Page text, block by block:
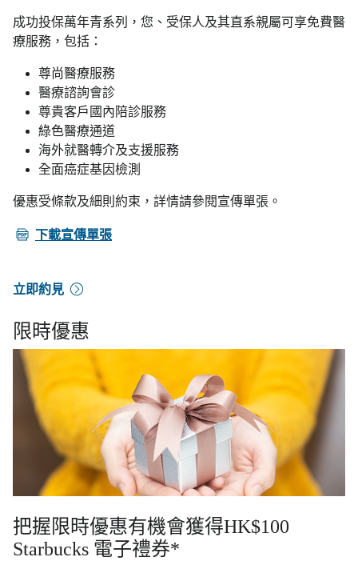
成功投保萬年青系列，您、受保人及其直系親屬可享免費醫
療服務，包括：
尊尚醫療服務
醫療諮詢會診
尊貴客戶國內陪診服務
綠色醫療通道
海外就醫轉介及支援服務
全面癌症基因檢測
優惠受條款及細則約束，詳情請參閱宣傳單張。
PDF下載宣傳單張
立即約見
限時優惠
把握限時優惠有機會獲得HK$100
Starbucks 電子禮券*